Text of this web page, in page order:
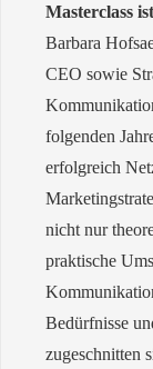
Masterclass ist
Barbara
CEO sowie
folgenden
erfolgreich
nicht nur
praktische
Bedürfnisse
zugeschnitten